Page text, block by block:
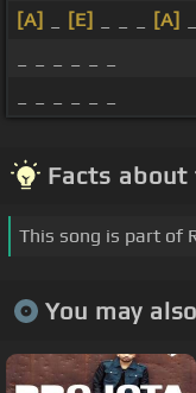
[A] [E] [A]
Facts about
This song is part of
You may